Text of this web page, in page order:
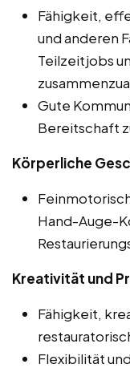
Fähigkeit,
und anderen
Teilzeitjobs
Gute
Bereitschaft
Körperliche
Hand-Auge-
Kreativität und
Fähigkeit,
Flexibilität